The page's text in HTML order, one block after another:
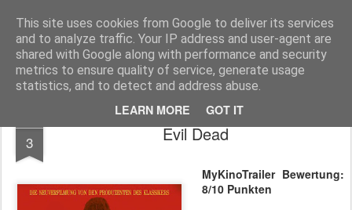
This site uses cookies from Google to deliver its services
and to analyze traffic. Your IP address and user-agent are
shared with Google along with performance and security
metrics to ensure quality of service, generate usage
statistics, and to detect and address abuse.
LEARN MORE GOT IT
MyKinoTrailer
Pages
3 Evil Dead
MyKinoTrailer Bewertung:
8/10 Punkten